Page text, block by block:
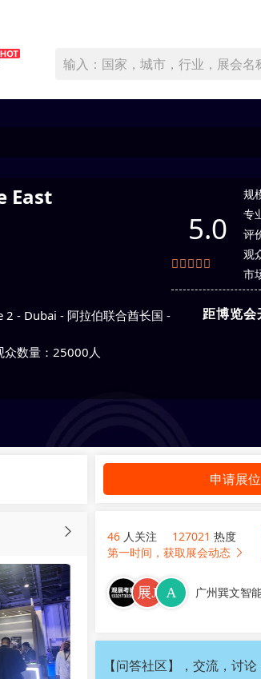
输入：国家，城市，行业，展会名
East
2 - Dubai - 阿拉伯联合酋长国 -
众数量：25000人
5.0
规
专
评
观
市
距博览
申请展位
46 人关注 127021 热度
第一时间，获取展会动态
广州巽文智
【问答社区】，交流，讨